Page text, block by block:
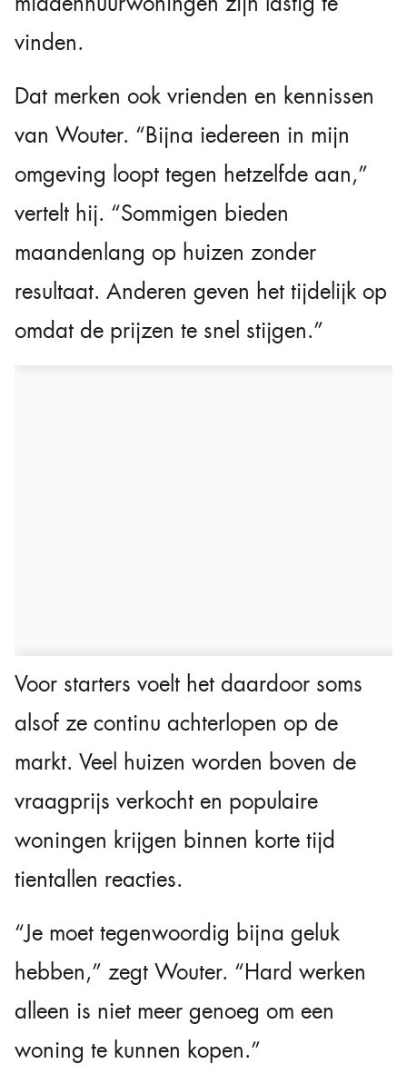
vinden.
Dat merken ook vrienden en kennissen
van Wouter. “Bijna iedereen in mijn
omgeving loopt tegen hetzelfde aan,”
vertelt hij. “Sommigen bieden
maandenlang op huizen zonder
resultaat. Anderen geven het tijdelijk op
omdat de prijzen te snel stijgen.”
Voor starters voelt het daardoor soms
alsof ze continu achterlopen op de
markt. Veel huizen worden boven de
vraagprijs verkocht en populaire
woningen krijgen binnen korte tijd
tientallen reacties.
“Je moet tegenwoordig bijna geluk
hebben,” zegt Wouter. “Hard werken
alleen is niet meer genoeg om een
woning te kunnen kopen.”